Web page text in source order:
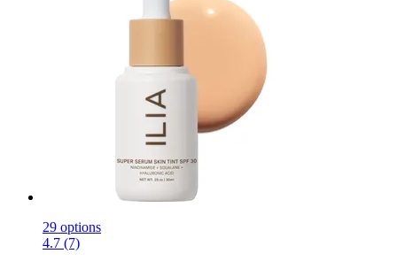
29 options
4.7 (7)